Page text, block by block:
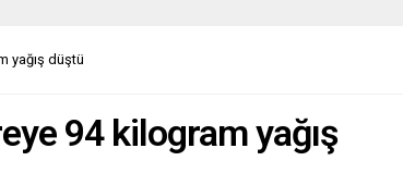
yağış düştü
94 kilogram yağış